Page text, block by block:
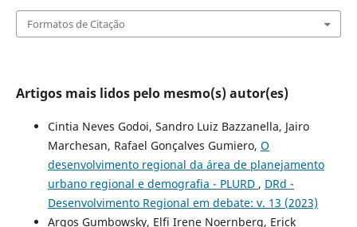
Formatos de Citação
Artigos mais lidos pelo mesmo(s) autor(es)
Cintia Neves Godoi, Sandro Luiz Bazzanella, Jairo
Marchesan, Rafael Gonçalves Gumiero, O
desenvolvimento regional da área de planejamento
urbano regional e demografia - PLURD , DRd -
Desenvolvimento Regional em debate: v. 13 (2023)
Argos Gumbowsky, Elfi Irene Noernberg, Erick